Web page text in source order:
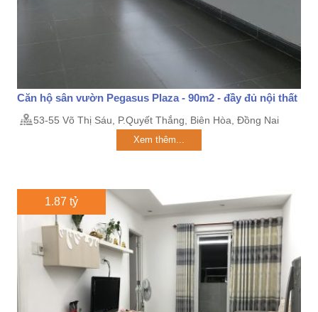
Căn hộ sân vườn Pegasus Plaza - 90m2 - đầy đủ nội thất
53-55 Võ Thị Sáu, P.Quyết Thắng, Biên Hòa, Đồng Nai
Xem thêm...
1.87 tỷ